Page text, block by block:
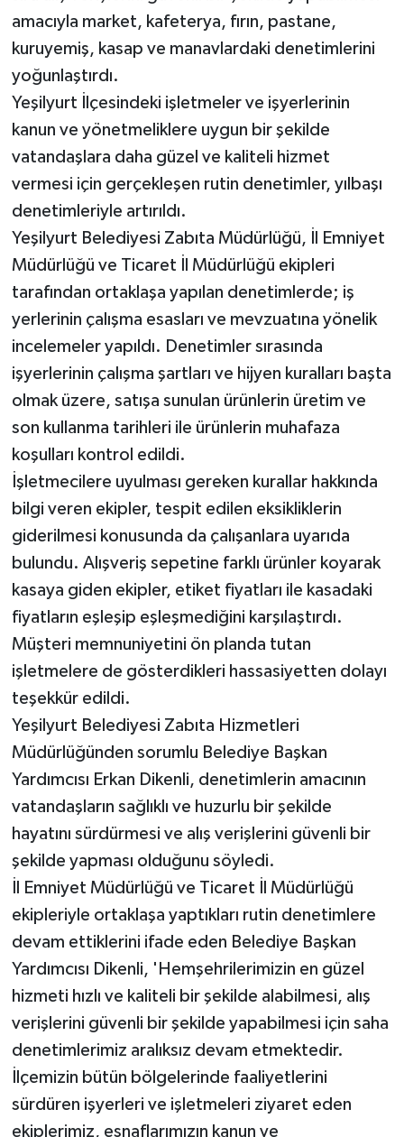
amacıyla market, kafeterya, fırın, pastane,
kuruyemiş, kasap ve manavlardaki denetimlerini
yoğunlaştırdı.
Yeşilyurt İlçesindeki işletmeler ve işyerlerinin
kanun ve yönetmeliklere uygun bir şekilde
vatandaşlara daha güzel ve kaliteli hizmet
vermesi için gerçekleşen rutin denetimler, yılbaşı
denetimleriyle artırıldı.
Yeşilyurt Belediyesi Zabıta Müdürlüğü, İl Emniyet
Müdürlüğü ve Ticaret İl Müdürlüğü ekipleri
tarafından ortaklaşa yapılan denetimlerde; iş
yerlerinin çalışma esasları ve mevzuatına yönelik
incelemeler yapıldı. Denetimler sırasında
işyerlerinin çalışma şartları ve hijyen kuralları başta
olmak üzere, satışa sunulan ürünlerin üretim ve
son kullanma tarihleri ile ürünlerin muhafaza
koşulları kontrol edildi.
İşletmecilere uyulması gereken kurallar hakkında
bilgi veren ekipler, tespit edilen eksikliklerin
giderilmesi konusunda da çalışanlara uyarıda
bulundu. Alışveriş sepetine farklı ürünler koyarak
kasaya giden ekipler, etiket fiyatları ile kasadaki
fiyatların eşleşip eşleşmediğini karşılaştırdı.
Müşteri memnuniyetini ön planda tutan
işletmelere de gösterdikleri hassasiyetten dolayı
teşekkür edildi.
Yeşilyurt Belediyesi Zabıta Hizmetleri
Müdürlüğünden sorumlu Belediye Başkan
Yardımcısı Erkan Dikenli, denetimlerin amacının
vatandaşların sağlıklı ve huzurlu bir şekilde
hayatını sürdürmesi ve alış verişlerini güvenli bir
şekilde yapması olduğunu söyledi.
İl Emniyet Müdürlüğü ve Ticaret İl Müdürlüğü
ekipleriyle ortaklaşa yaptıkları rutin denetimlere
devam ettiklerini ifade eden Belediye Başkan
Yardımcısı Dikenli, 'Hemşehrilerimizin en güzel
hizmeti hızlı ve kaliteli bir şekilde alabilmesi, alış
verişlerini güvenli bir şekilde yapabilmesi için saha
denetimlerimiz aralıksız devam etmektedir.
İlçemizin bütün bölgelerinde faaliyetlerini
sürdüren işyerleri ve işletmeleri ziyaret eden
ekiplerimiz, esnaflarımızın kanun ve